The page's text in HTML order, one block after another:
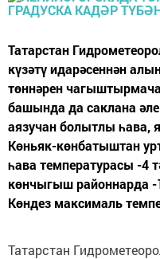
Татарстан
күзәтү идарәсеннән
төннәрен
башында да саклана
аязучан болытлы һава,
Көньяк-көнбатыштан
һава температурасы -4
көнчыгыш районнарда -
Көндез максималь
Татарстан